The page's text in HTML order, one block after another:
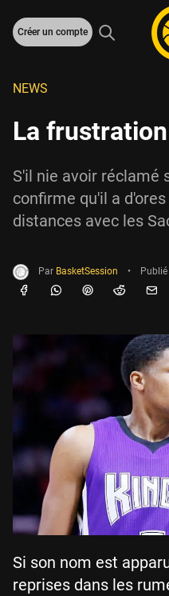
Créer un compte
NEWS
La
S'il nie avoir réclamé
confirme qu'il a
distances avec les
Par BasketSession • Publié
Si son nom est
reprises dans les